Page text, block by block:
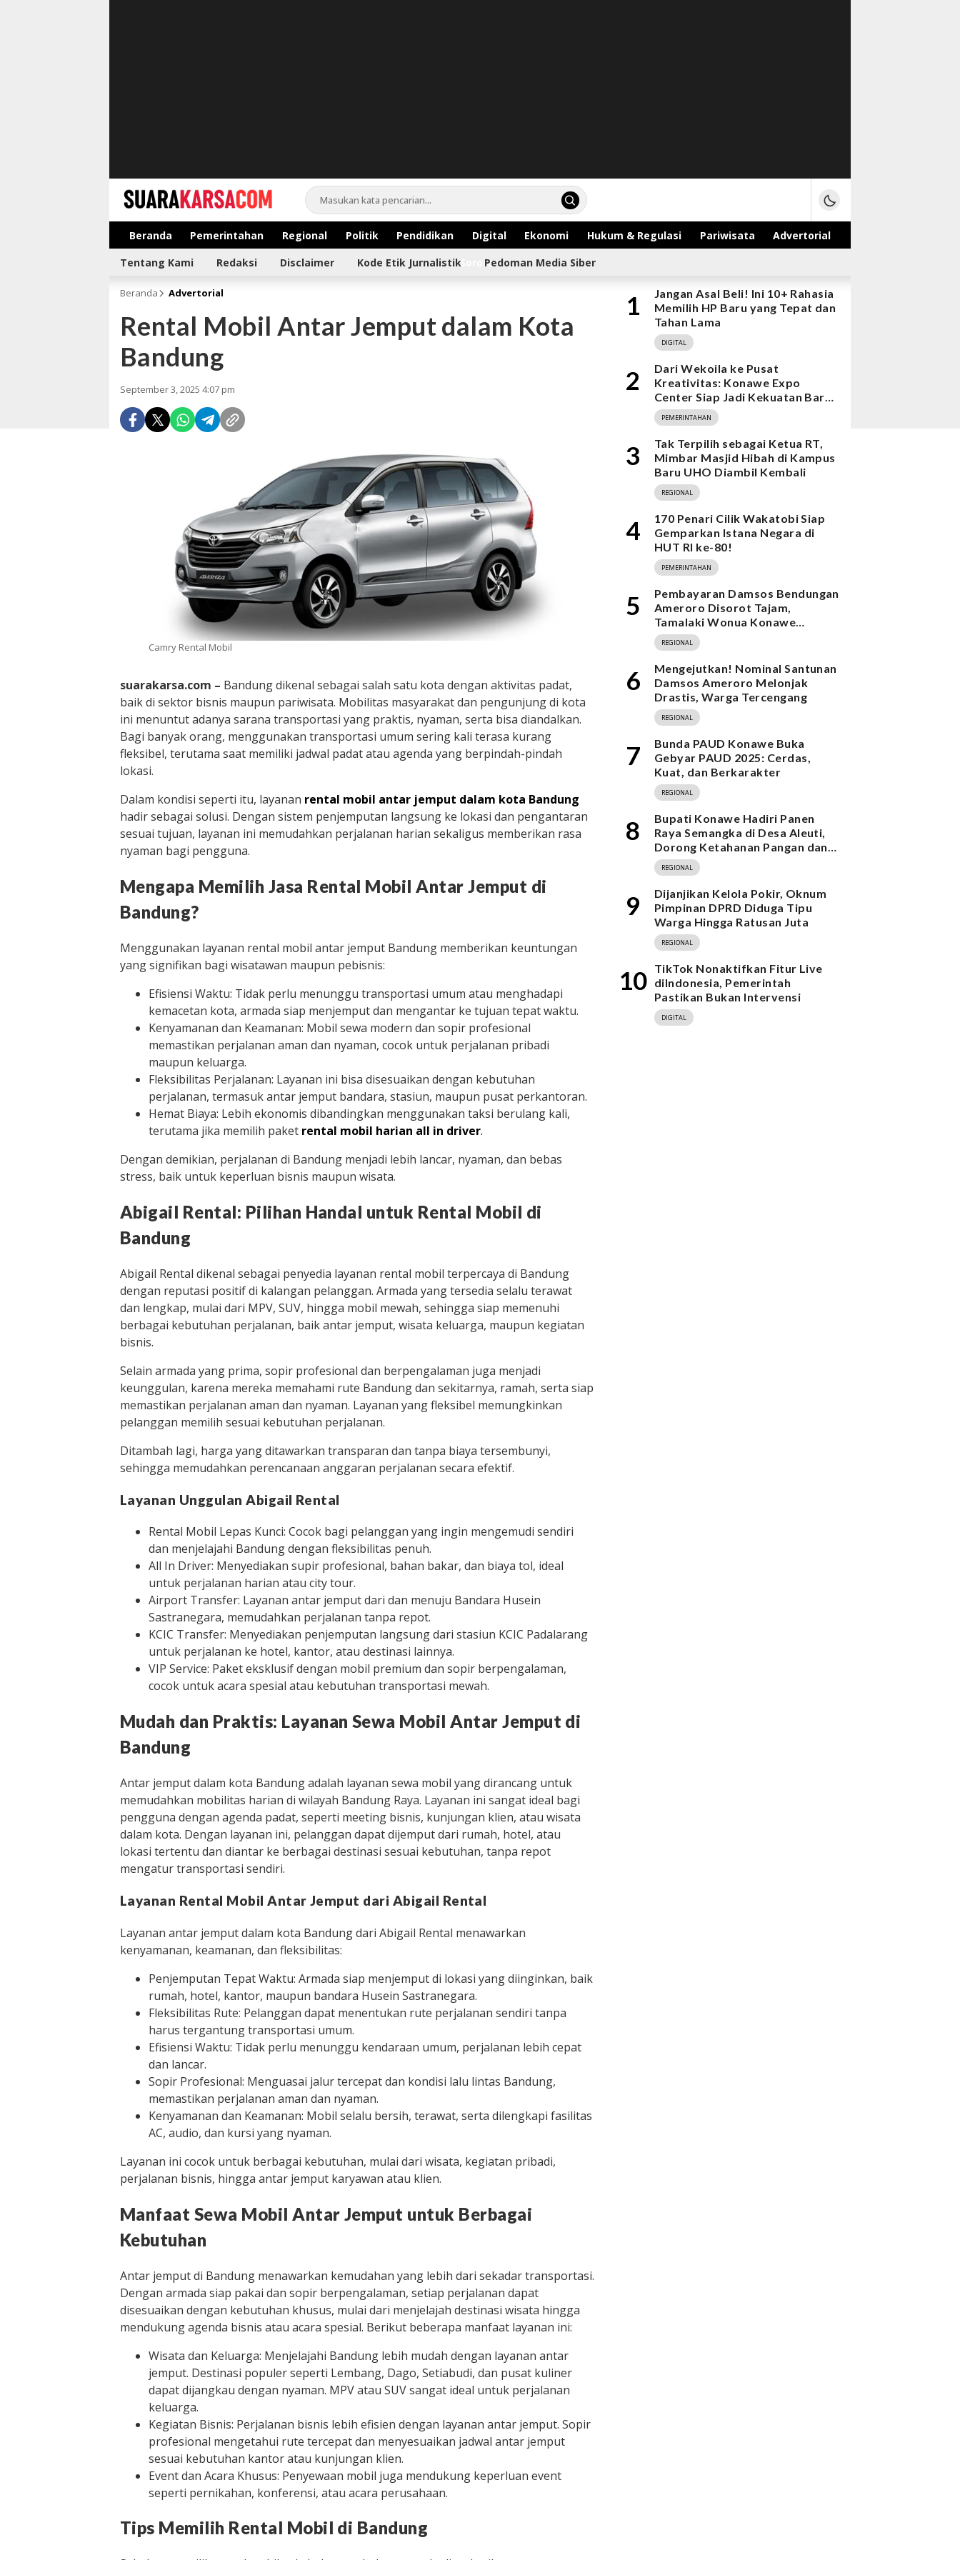
suarakarsa.com
Informasi terpercaya
Beranda Pemerintahan Regional Politik Pendidikan Digital Ekonomi Hukum & Regulasi Pariwisata
Advertorial
Sorotan
Tentang Kami Redaksi Disclaimer Kode Etik Jurnalistik Pedoman Media Siber
Beranda Advertorial
Rental Mobil Antar Jemput dalam Kota
Bandung
September 3, 2025 4:07 pm
Camry Rental Mobil
suarakarsa.com – Bandung dikenal sebagai salah satu kota dengan aktivitas padat,
baik di sektor bisnis maupun pariwisata. Mobilitas masyarakat dan pengunjung di kota
ini menuntut adanya sarana transportasi yang praktis, nyaman, serta bisa diandalkan.
Bagi banyak orang, menggunakan transportasi umum sering kali terasa kurang
fleksibel, terutama saat memiliki jadwal padat atau agenda yang berpindah-pindah
lokasi.
Dalam kondisi seperti itu, layanan rental mobil antar jemput dalam kota Bandung
hadir sebagai solusi. Dengan sistem penjemputan langsung ke lokasi dan pengantaran
sesuai tujuan, layanan ini memudahkan perjalanan harian sekaligus memberikan rasa
nyaman bagi pengguna.
Mengapa Memilih Jasa Rental Mobil Antar Jemput di
Bandung?
Menggunakan layanan rental mobil antar jemput Bandung memberikan keuntungan
yang signifikan bagi wisatawan maupun pebisnis:
Efisiensi Waktu: Tidak perlu menunggu transportasi umum atau menghadapi
kemacetan kota, armada siap menjemput dan mengantar ke tujuan tepat waktu.
Kenyamanan dan Keamanan: Mobil sewa modern dan sopir profesional
memastikan perjalanan aman dan nyaman, cocok untuk perjalanan pribadi
maupun keluarga.
Fleksibilitas Perjalanan: Layanan ini bisa disesuaikan dengan kebutuhan
perjalanan, termasuk antar jemput bandara, stasiun, maupun pusat perkantoran.
Hemat Biaya: Lebih ekonomis dibandingkan menggunakan taksi berulang kali,
terutama jika memilih paket rental mobil harian all in driver.
Dengan demikian, perjalanan di Bandung menjadi lebih lancar, nyaman, dan bebas
stress, baik untuk keperluan bisnis maupun wisata.
Abigail Rental: Pilihan Handal untuk Rental Mobil di
Bandung
Abigail Rental dikenal sebagai penyedia layanan rental mobil terpercaya di Bandung
dengan reputasi positif di kalangan pelanggan. Armada yang tersedia selalu terawat
dan lengkap, mulai dari MPV, SUV, hingga mobil mewah, sehingga siap memenuhi
berbagai kebutuhan perjalanan, baik antar jemput, wisata keluarga, maupun kegiatan
bisnis.
Selain armada yang prima, sopir profesional dan berpengalaman juga menjadi
keunggulan, karena mereka memahami rute Bandung dan sekitarnya, ramah, serta siap
memastikan perjalanan aman dan nyaman. Layanan yang fleksibel memungkinkan
pelanggan memilih sesuai kebutuhan perjalanan.
Ditambah lagi, harga yang ditawarkan transparan dan tanpa biaya tersembunyi,
sehingga memudahkan perencanaan anggaran perjalanan secara efektif.
Layanan Unggulan Abigail Rental
Rental Mobil Lepas Kunci: Cocok bagi pelanggan yang ingin mengemudi sendiri
dan menjelajahi Bandung dengan fleksibilitas penuh.
All In Driver: Menyediakan supir profesional, bahan bakar, dan biaya tol, ideal
untuk perjalanan harian atau city tour.
Airport Transfer: Layanan antar jemput dari dan menuju Bandara Husein
Sastranegara, memudahkan perjalanan tanpa repot.
KCIC Transfer: Menyediakan penjemputan langsung dari stasiun KCIC Padalarang
untuk perjalanan ke hotel, kantor, atau destinasi lainnya.
VIP Service: Paket eksklusif dengan mobil premium dan sopir berpengalaman,
cocok untuk acara spesial atau kebutuhan transportasi mewah.
Mudah dan Praktis: Layanan Sewa Mobil Antar Jemput di
Bandung
Antar jemput dalam kota Bandung adalah layanan sewa mobil yang dirancang untuk
memudahkan mobilitas harian di wilayah Bandung Raya. Layanan ini sangat ideal bagi
pengguna dengan agenda padat, seperti meeting bisnis, kunjungan klien, atau wisata
dalam kota. Dengan layanan ini, pelanggan dapat dijemput dari rumah, hotel, atau
lokasi tertentu dan diantar ke berbagai destinasi sesuai kebutuhan, tanpa repot
mengatur transportasi sendiri.
Layanan Rental Mobil Antar Jemput dari Abigail Rental
Layanan antar jemput dalam kota Bandung dari Abigail Rental menawarkan
kenyamanan, keamanan, dan fleksibilitas:
Penjemputan Tepat Waktu: Armada siap menjemput di lokasi yang diinginkan, baik
rumah, hotel, kantor, maupun bandara Husein Sastranegara.
Fleksibilitas Rute: Pelanggan dapat menentukan rute perjalanan sendiri tanpa
harus tergantung transportasi umum.
Efisiensi Waktu: Tidak perlu menunggu kendaraan umum, perjalanan lebih cepat
dan lancar.
Sopir Profesional: Menguasai jalur tercepat dan kondisi lalu lintas Bandung,
memastikan perjalanan aman dan nyaman.
Kenyamanan dan Keamanan: Mobil selalu bersih, terawat, serta dilengkapi fasilitas
AC, audio, dan kursi yang nyaman.
Layanan ini cocok untuk berbagai kebutuhan, mulai dari wisata, kegiatan pribadi,
perjalanan bisnis, hingga antar jemput karyawan atau klien.
Manfaat Sewa Mobil Antar Jemput untuk Berbagai
Kebutuhan
Antar jemput di Bandung menawarkan kemudahan yang lebih dari sekadar transportasi.
Dengan armada siap pakai dan sopir berpengalaman, setiap perjalanan dapat
disesuaikan dengan kebutuhan khusus, mulai dari menjelajah destinasi wisata hingga
mendukung agenda bisnis atau acara spesial. Berikut beberapa manfaat layanan ini:
Wisata dan Keluarga: Menjelajahi Bandung lebih mudah dengan layanan antar
jemput. Destinasi populer seperti Lembang, Dago, Setiabudi, dan pusat kuliner
dapat dijangkau dengan nyaman. MPV atau SUV sangat ideal untuk perjalanan
keluarga.
Kegiatan Bisnis: Perjalanan bisnis lebih efisien dengan layanan antar jemput. Sopir
profesional mengetahui rute tercepat dan menyesuaikan jadwal antar jemput
sesuai kebutuhan kantor atau kunjungan klien.
Event dan Acara Khusus: Penyewaan mobil juga mendukung keperluan event
seperti pernikahan, konferensi, atau acara perusahaan.
Tips Memilih Rental Mobil di Bandung
1
Jangan Asal Beli! Ini 10+ Rahasia
Memilih HP Baru yang Tepat dan
Tahan Lama
DIGITAL
2
Dari Wekoila ke Pusat
Kreativitas: Konawe Expo
Center Siap Jadi Kekuatan Baru
Ekonomi
PEMERINTAHAN
3
Tak Terpilih sebagai Ketua RT,
Mimbar Masjid Hibah di Kampus
Baru UHO Diambil Kembali
REGIONAL
4
170 Penari Cilik Wakatobi Siap
Gemparkan Istana Negara di
HUT RI ke-80!
PEMERINTAHAN
5
Pembayaran Damsos Bendungan
Ameroro Disorot Tajam,
Tamalaki Wonua Konawe
Ungkap Dugaan Ketidakberesan
REGIONAL
6
Mengejutkan! Nominal Santunan
Damsos Ameroro Melonjak
Drastis, Warga Tercengang
REGIONAL
7
Bunda PAUD Konawe Buka
Gebyar PAUD 2025: Cerdas,
Kuat, dan Berkarakter
REGIONAL
8
Bupati Konawe Hadiri Panen
Raya Semangka di Desa Aleuti,
Dorong Ketahanan Pangan dan
Program MBG
REGIONAL
9
Dijanjikan Kelola Pokir, Oknum
Pimpinan DPRD Diduga Tipu
Warga Hingga Ratusan Juta
REGIONAL
10 TikTok Nonaktifkan Fitur Live
diIndonesia, Pemerintah
Pastikan Bukan Intervensi
DIGITAL